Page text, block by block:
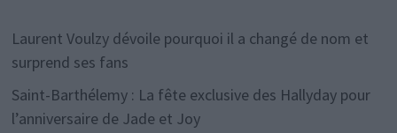
Laurent Voulzy dévoile pourquoi il a changé de nom et
surprend ses fans
Saint-Barthélemy : La fête exclusive des Hallyday pour
l’anniversaire de Jade et Joy